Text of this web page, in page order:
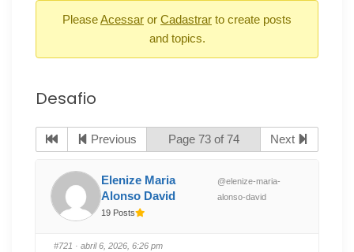
PleaseAcessar or Cadastrar to create posts
and topics.
Desafio
Previous Page 73 of 74 Next
Elenize Maria
Alonso David
@elenize-maria-
alonso-david
19 Posts
#721 · abril 6, 2026, 6:26 pm